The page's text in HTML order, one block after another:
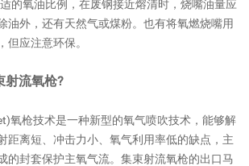
的氧油比例，在废钢接近熔清时，烧嘴油量应
油外，还有天然气或煤粉。也有将氧燃烧嘴用
但应注意环保。
射流氧枪?
氧枪技术是一种新型的氧气喷吹技术，能够解
距离短、冲击力小、氧气利用率低的缺点，主
的封套保护主氧气流。集束射流氧枪的出口马